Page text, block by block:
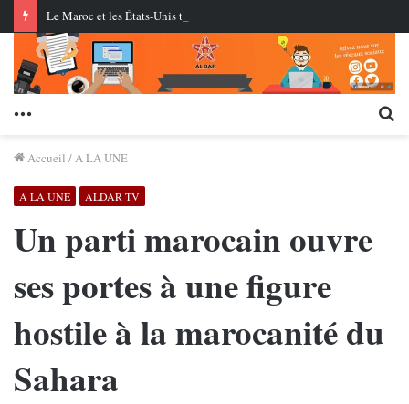
Accueil /A LA UNE
A LA UNE ALDAR TV
Un parti marocain ouvre
ses portes à une figure
hostile à la marocanité du
Sahara